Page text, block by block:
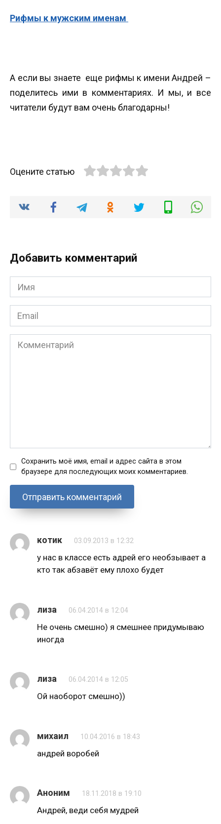
Рифмы к мужским именам
А если вы знаете еще рифмы к имени Андрей –
поделитесь ими в комментариях. И мы, и все
читатели будут вам очень благодарны!
Оцените статью
Добавить комментарий
Имя
*
Email
*
Комментарий
Сохранить моё имя, email и адрес сайта в этом
браузере для последующих моих комментариев.
котик 03.09.2013 в 12:32
у нас в классе есть адрей его необзывает а
кто так абзавёт ему плохо будет
лиза 06.04.2014 в 12:04
Не очень смешно) я смешнее придумываю
иногда
лиза 06.04.2014 в 12:05
Ой наоборот смешно))
михаил 10.04.2016 в 18:43
андрей воробей
Аноним 18.11.2018 в 19:10
Андрей, веди себя мудрей